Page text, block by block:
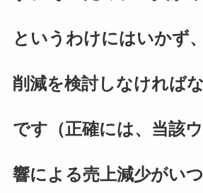
というわけにはいかず
削減を検討しなければ
です（正確には、当該
響による売上減少がい